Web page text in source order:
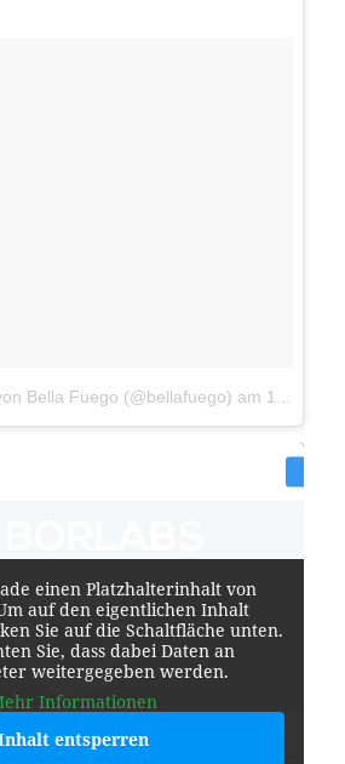
Bella Fuego (@bellafuego) am 11. Dez 2016 um 13:11 Uhr
einen Platzhalterinhalt von
auf den eigentlichen Inhalt
Sie auf die Schaltfläche unten.
Sie, dass dabei Daten an
weitergegeben werden.
Informationen
entsperren